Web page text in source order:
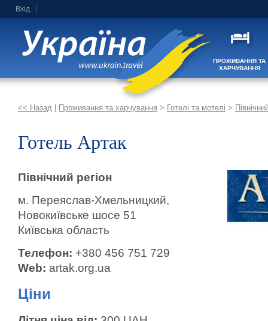
Вхід
ПРОЖИВАННЯ ТА
ХАРЧУВАННЯ
<< Назад Проживання та харчування > Готелі та мотелі >
Готель Артак
Північний регіон
м. Переяслав-Хмельницкий,
Новокиївське шосе 51
Київська область
Телефон: +380 456 751 729
Web: artak.org.ua
Ціни